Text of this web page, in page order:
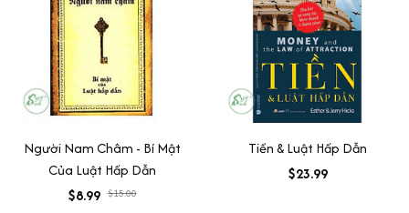
Người Nam Châm - Bí Mật
Của Luật Hấp Dẫn
$8.99 $15.00
Tiền & Luật Hấp Dẫn
$23.99